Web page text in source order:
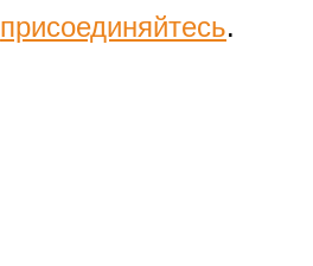
присоединяйтесь.